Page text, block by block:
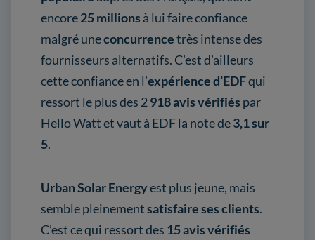
encore25 millions à lui faire confiance
malgré uneconcurrencetrès intense des
fournisseurs alternatifs. C’est d’ailleurs
cette confiance en l’expérience d’EDFqui
ressort le plus des 2918 avis vérifiés par
Hello Watt et vaut à EDF la note de3,1 sur
5.
Urban Solar Energyest plus jeune, mais
semble pleinementsatisfaire ses clients.
C’est ce qui ressort des 15 avis vérifiés